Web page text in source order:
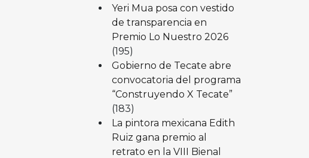
Yeri Mua posa con vestido
de transparencia en
Premio Lo Nuestro 2026
(195)
Gobierno de Tecate abre
convocatoria del programa
“Construyendo X Tecate”
(183)
La pintora mexicana Edith
Ruiz gana premio al
retrato en la VIII Bienal